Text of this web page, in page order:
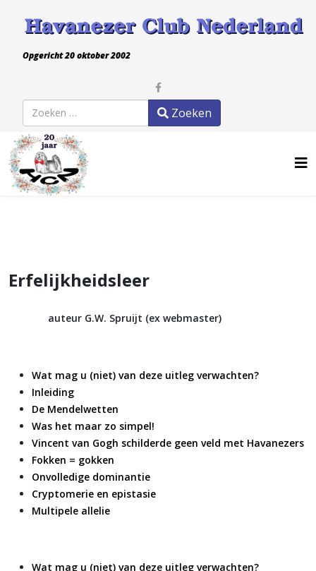
Opgericht 20 oktober 2002
Zoeken Zoeken
Erfelijkheidsleer
auteur G.W. Spruijt (ex webmaster)
Wat mag u (niet) van deze uitleg verwachten?
Inleiding
De Mendelwetten
Was het maar zo simpel!
Vincent van Gogh schilderde geen veld met Havanezers
Fokken = gokken
Onvolledige dominantie
Cryptomerie en epistasie
Multipele allelie
Wat mag u (niet) van deze uitleg verwachten?